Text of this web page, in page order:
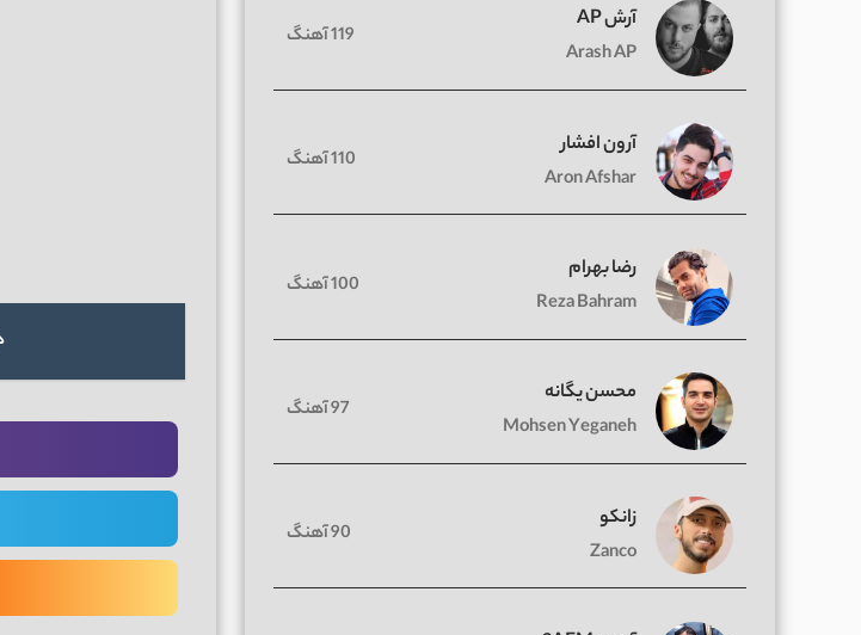
آرش AP
Arash AP
119 آهنگ
آرون افشار
Aron Afshar
110 آهنگ
رضا بهرام
Reza Bahram
100 آهنگ
محسن یگانه
Mohsen Yeganeh
97 آهنگ
زانکو
Zanco
90 آهنگ